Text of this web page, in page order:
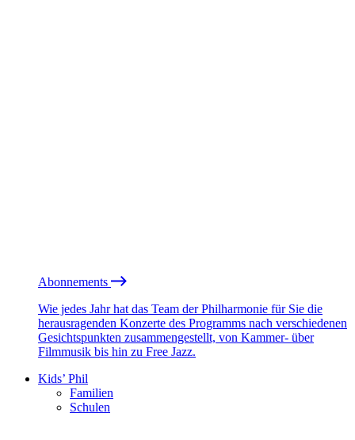
Abonnements
Wie jedes Jahr hat das Team der Philharmonie für Sie die
herausragenden Konzerte des Programms nach verschiedenen
Gesichtspunkten zusammengestellt, von Kammer- über
Filmmusik bis hin zu Free Jazz.
Kids’ Phil
Familien
Schulen